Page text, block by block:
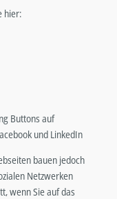
hier:
Buttons auf
und LinkedIn
bauen jedoch
Netzwerken
wenn Sie auf das